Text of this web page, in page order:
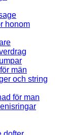
honom
män
och string
för man